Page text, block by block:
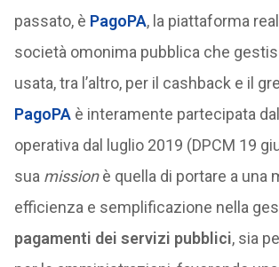
passato, è PagoPA, la piattaforma
società omonima pubblica che
usata, tra l’altro, per il cashback e il
PagoPAè interamente partecipata
operativa dal luglio 2019 (DPCM 19
sua missionè quella di portare a una
efficienza e semplificazione nella
pagamenti dei servizi pubblici, sia